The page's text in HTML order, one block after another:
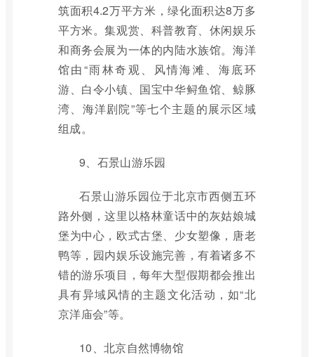
筑面积4.2万平方米，绿化面积达8万多
平方米。集观赏、科普教育、休闲娱乐
和商务会展为一体的内陆水族馆。海洋
馆由“雨林奇观、风情海滩、海底环
游、白令小镇、国宝中华鲟鱼馆、鲸豚
湾、海洋剧院”等七个主题的展示区域
组成。
9、石景山游乐园
石景山游乐园位于北京市西侧五环
路外侧，这里以格林童话中的灰姑娘城
堡为中心，欧式古堡、少女塑像，唐老
鸭等，园内娱乐设施完善，有着诸多不
错的游乐项目，每年大型假期都会推出
具有异域风情的主题文化活动，如“北
京洋庙会”等。
10、北京自然博物馆